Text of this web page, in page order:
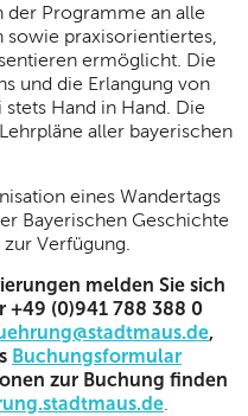
der Programme an alle
sowie praxisorientiertes,
ermöglicht. Die
und die Erlangung von
Hand in Hand. Die
aller bayerischen
eines Wandertags
Bayerischen Geschichte
zur Verfügung.
melden Sie sich
(0)941 788 388 0
,
Buchungsformular
zur Buchung finden